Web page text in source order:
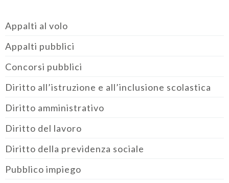
Appalti al volo
Appalti pubblici
Concorsi pubblici
Diritto all’istruzione e all’inclusione scolastica
Diritto amministrativo
Diritto del lavoro
Diritto della previdenza sociale
Pubblico impiego